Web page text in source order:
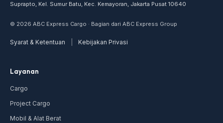
Suprapto, Kel. Sumur Batu, Kec. Kemayoran, Jakarta Pusat 10640
© 2026 ABC Express Cargo · Bagian dari ABC Express Group
Syarat & Ketentuan Kebijakan Privasi
Layanan
Cargo
Project Cargo
Mobil & Alat Berat